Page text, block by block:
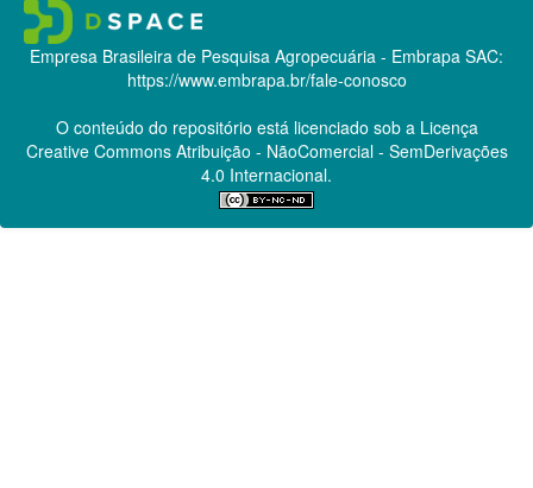
Empresa Brasileira de Pesquisa Agropecuária - Embrapa SAC:
https://www.embrapa.br/fale-conosco
O conteúdo do repositório está licenciado sob a Licença
Creative CommonsAtribuição - NãoComercial - SemDerivações
4.0 Internacional.